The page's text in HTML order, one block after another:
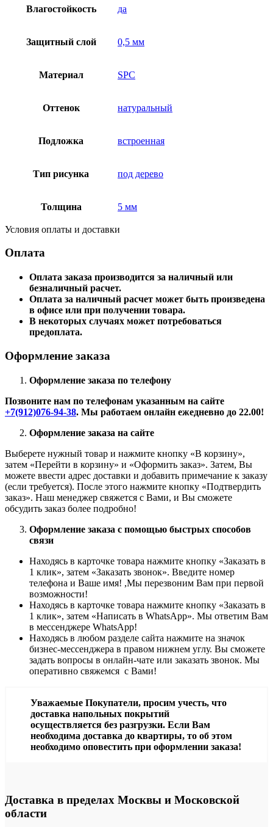
Влагостойкость да
Защитный слой 0,5 мм
Материал SPC
Оттенок натуральный
Подложка встроенная
Тип рисунка под дерево
Толщина 5 мм
Условия оплаты и доставки
Оплата
Оплата заказа производится за наличный или
безналичный расчет.
Оплата за наличный расчет может быть произведена
в офисе или при получении товара.
В некоторых случаях может потребоваться
предоплата.
Оформление заказа
Оформление заказа по телефону
Позвоните нам по телефонам указанным на сайте
+7(912)076-94-38. Мы работаем онлайн ежедневно до 22.00!
Оформление заказа на сайте
Выберете нужный товар и нажмите кнопку «В корзину»,
затем «Перейти в корзину» и «Оформить заказ». Затем, Вы
можете ввести адрес доставки и добавить примечание к заказу
(если требуется). После этого нажмите кнопку «Подтвердить
заказ». Наш менеджер свяжется с Вами, и Вы сможете
обсудить заказ более подробно!
Оформление заказа с помощью быстрых способов
связи
Находясь в карточке товара нажмите кнопку «Заказать в
1 клик», затем «Заказать звонок». Введите номер
телефона и Ваше имя! ,Мы перезвоним Вам при первой
возможности!
Находясь в карточке товара нажмите кнопку «Заказать в
1 клик», затем «Написать в WhatsApp». Мы ответим Вам
в месcенджере WhatsApp!
Находясь в любом разделе сайта нажмите на значок
бизнес-мессенджера в правом нижнем углу. Вы сможете
задать вопросы в онлайн-чате или заказать звонок. Мы
оперативно свяжемся с Вами!
Уважаемые Покупатели, просим учесть, что
доставка напольных покрытий
осуществляется без разгрузки. Если Вам
необходима доставка до квартиры, то об этом
необходимо оповестить при оформлении заказа!
Доставка в пределах Москвы и Московской
области